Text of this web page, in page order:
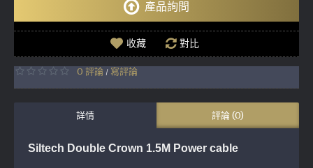
產品詢問
收藏 對比
0 評論 / 寫評論
詳情 評論 (0)
Siltech Double Crown 1.5M Power cable